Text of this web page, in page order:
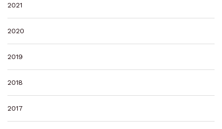
2021
2020
2019
2018
2017